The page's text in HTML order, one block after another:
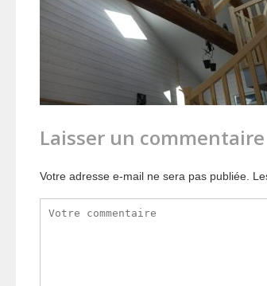
Laisser un commentaire
Votre adresse e-mail ne sera pas publiée.